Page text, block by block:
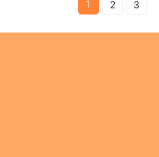
1 2 3